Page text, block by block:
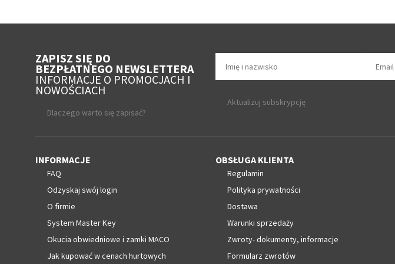
ZAPISZ SIĘ DO
BEZPŁATNEGO NEWSLETTERA
INFORMACJE O PROMOCJACH I
NOWOŚCIACH
Dlaczego warto się zapisać?
Aktualizuj subskrypcję
INFORMACJE
FAQ
Odzyskaj swój login
O firmie
System Master Key
Okucia obwiedniowe i zamki MACO
Jak kupować w cenach hurtowych
OBSŁUGA KLIENTA
Regulamin
Polityka prywatności
Dostawa
Warunki sprzedaży
Zwroty- dokumenty, informacje
Formularz zwrotów